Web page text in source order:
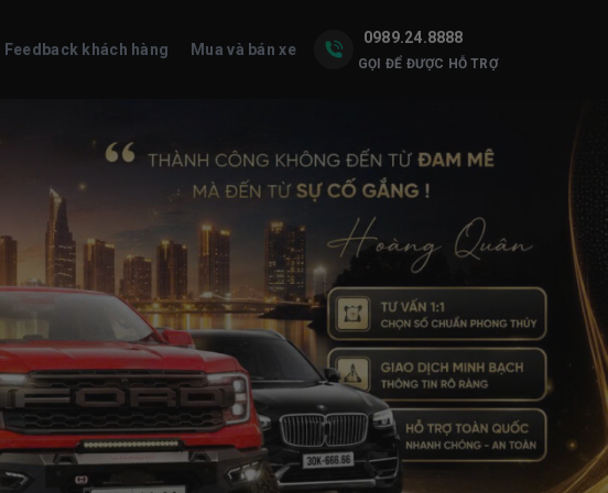
Feedback khách hàng Mua và bán xe
0989.24.8888
GỌI ĐỂ ĐƯỢC HỖ TRỢ